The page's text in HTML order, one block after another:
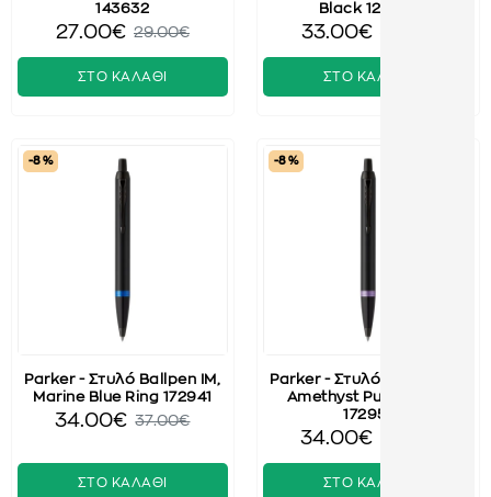
143632
27.00€ 29.00€
ΣΤΟ ΚΑΛΑΘΙ
Black 122753
33.00€
ΣΤΟ ΚΑΛΑΘΙ
-8 %
Parker - Στυλό Ballpen ΙΜ,
Marine Blue Ring 172941
34.00€ 37.00€
ΣΤΟ ΚΑΛΑΘΙ
-8 %
Parker - Στυλό Ballpen ΙΜ,
Amethyst Purple Ring
172951
34.00€
ΣΤΟ ΚΑΛΑΘΙ